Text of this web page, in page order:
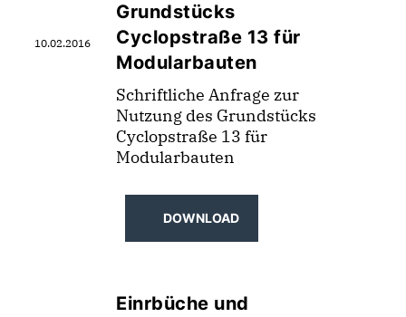
10.02.2016
Grundstücks
Cyclopstraße 13 für
Modularbauten
Schriftliche Anfrage zur
Nutzung des Grundstücks
Cyclopstraße 13 für
Modularbauten
DOWNLOAD
Einrbüche und